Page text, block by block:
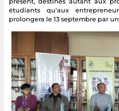
étudiants qu'aux
prolongera le 13 septembre par